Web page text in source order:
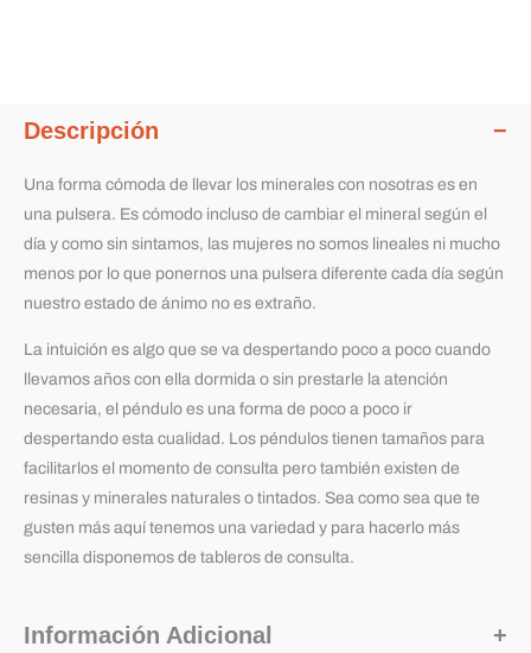
Descripción
Una forma cómoda de llevar los minerales con nosotras es en
una pulsera. Es cómodo incluso de cambiar el mineral según el
día y como sin sintamos, las mujeres no somos lineales ni mucho
menos por lo que ponernos una pulsera diferente cada día según
nuestro estado de ánimo no es extraño.
La intuición es algo que se va despertando poco a poco cuando
llevamos años con ella dormida o sin prestarle la atención
necesaria, el péndulo es una forma de poco a poco ir
despertando esta cualidad. Los péndulos tienen tamaños para
facilitarlos el momento de consulta pero también existen de
resinas y minerales naturales o tintados. Sea como sea que te
gusten más aquí tenemos una variedad y para hacerlo más
sencilla disponemos de tableros de consulta.
Información Adicional